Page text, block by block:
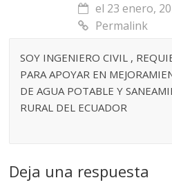
el 23 enero,
Permalink
SOY INGENIERO CIVIL ,
PARA APOYAR EN
DE AGUA POTABLE Y
RURAL DEL ECUADOR
Deja una respuesta